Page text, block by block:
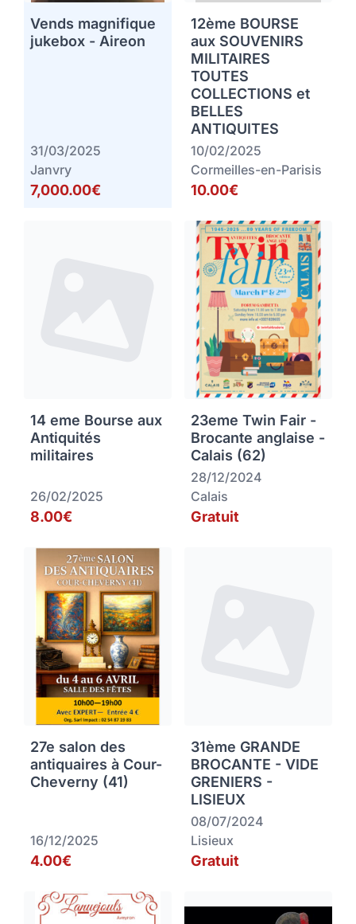
Vends magnifique
jukebox - Aireon
31/03/2025
Janvry
7,000.00€
12ème BOURSE
aux SOUVENIRS
MILITAIRES
TOUTES
COLLECTIONS et
BELLES
ANTIQUITES
10/02/2025
Cormeilles-en-Parisis
10.00€
14 eme Bourse aux
Antiquités
militaires
26/02/2025
8.00€
23eme Twin Fair -
Brocante anglaise -
Calais (62)
28/12/2024
Calais
Gratuit
27e salon des
antiquaires à Cour-
Cheverny (41)
16/12/2025
4.00€
31ème GRANDE
BROCANTE - VIDE
GRENIERS -
LISIEUX
08/07/2024
Lisieux
Gratuit